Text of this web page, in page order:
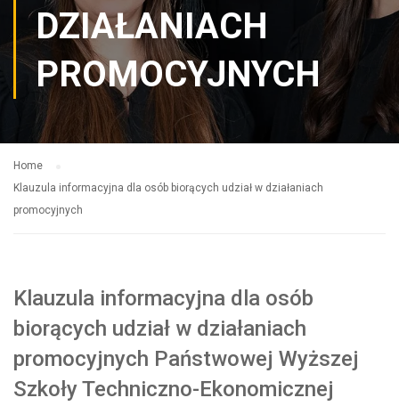
DZIAŁANIACH
PROMOCYJNYCH
Home
Klauzula informacyjna dla osób biorących udział w działaniach
promocyjnych
Klauzula informacyjna dla osób
biorących udział w działaniach
promocyjnych Państwowej Wyższej
Szkoły Techniczno-Ekonomicznej